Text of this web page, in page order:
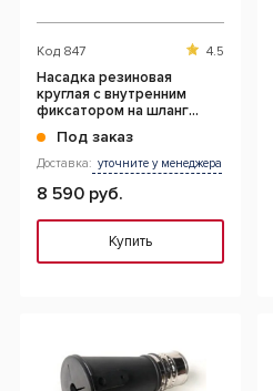
Код 847 4.5
Насадка резиновая
круглая с внутренним
фиксатором на шланг
Под заказ
Доставка: уточните у менеджера
8 590 руб.
Купить